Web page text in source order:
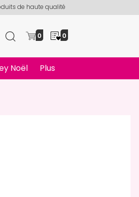
de haute qualité
0 0
Noël Plus